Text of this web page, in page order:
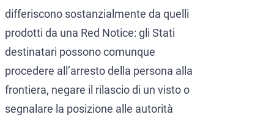
differiscono sostanzialmente da quelli
prodotti da una Red Notice: gli Stati
destinatari possono comunque
procedere all’arresto della persona alla
frontiera, negare il rilascio di un visto o
segnalare la posizione alle autorità